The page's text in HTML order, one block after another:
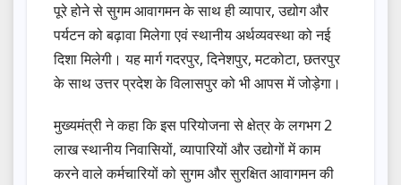
पूरे होने से सुगम आवागमन के साथ ही व्यापार, उद्योग और
पर्यटन को बढ़ावा मिलेगा एवं स्थानीय अर्थव्यवस्था को नई
दिशा मिलेगी। यह मार्ग गदरपुर, दिनेशपुर, मटकोटा, छतरपुर
के साथ उत्तर प्रदेश के विलासपुर को भी आपस में जोड़ेगा।
मुख्यमंत्री ने कहा कि इस परियोजना से क्षेत्र के लगभग 2
लाख स्थानीय निवासियों, व्यापारियों और उद्योगों में काम
करने वाले कर्मचारियों को सुगम और सुरक्षित आवागमन की